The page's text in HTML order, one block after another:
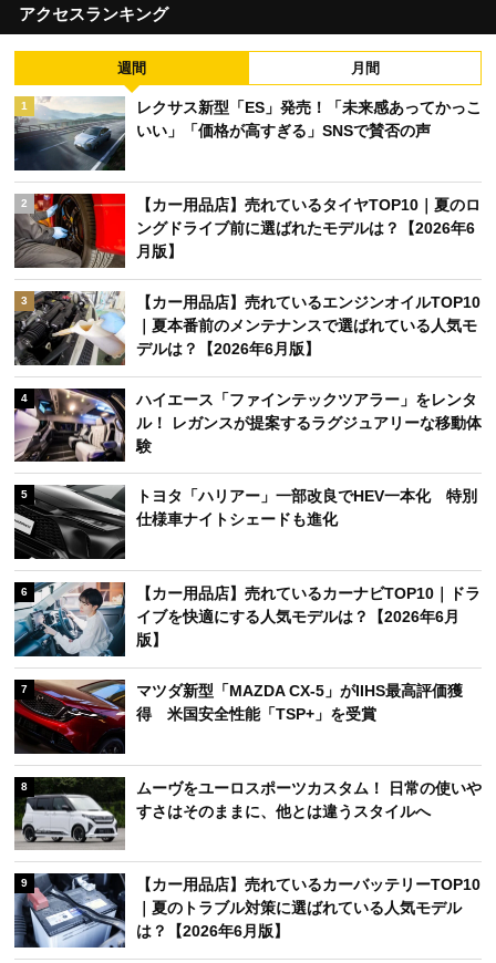
アクセスランキング
週間 月間
1
レクサス新型「ES」発売！「未来感あってかっこ
いい」「価格が高すぎる」SNSで賛否の声
2
【カー用品店】売れているタイヤTOP10｜夏のロ
ングドライブ前に選ばれたモデルは？【2026年6
月版】
3
【カー用品店】売れているエンジンオイルTOP10
｜夏本番前のメンテナンスで選ばれている人気モ
デルは？【2026年6月版】
4
ハイエース「ファインテックツアラー」をレンタ
ル！ レガンスが提案するラグジュアリーな移動体
験
5
トヨタ「ハリアー」一部改良でHEV一本化 特別
仕様車ナイトシェードも進化
6
【カー用品店】売れているカーナビTOP10｜ドラ
イブを快適にする人気モデルは？【2026年6月
版】
7
マツダ新型「MAZDA CX-5」がIIHS最高評価獲
得 米国安全性能「TSP+」を受賞
8
ムーヴをユーロスポーツカスタム！ 日常の使いや
すさはそのままに、他とは違うスタイルへ
9
【カー用品店】売れているカーバッテリーTOP10
｜夏のトラブル対策に選ばれている人気モデル
は？【2026年6月版】